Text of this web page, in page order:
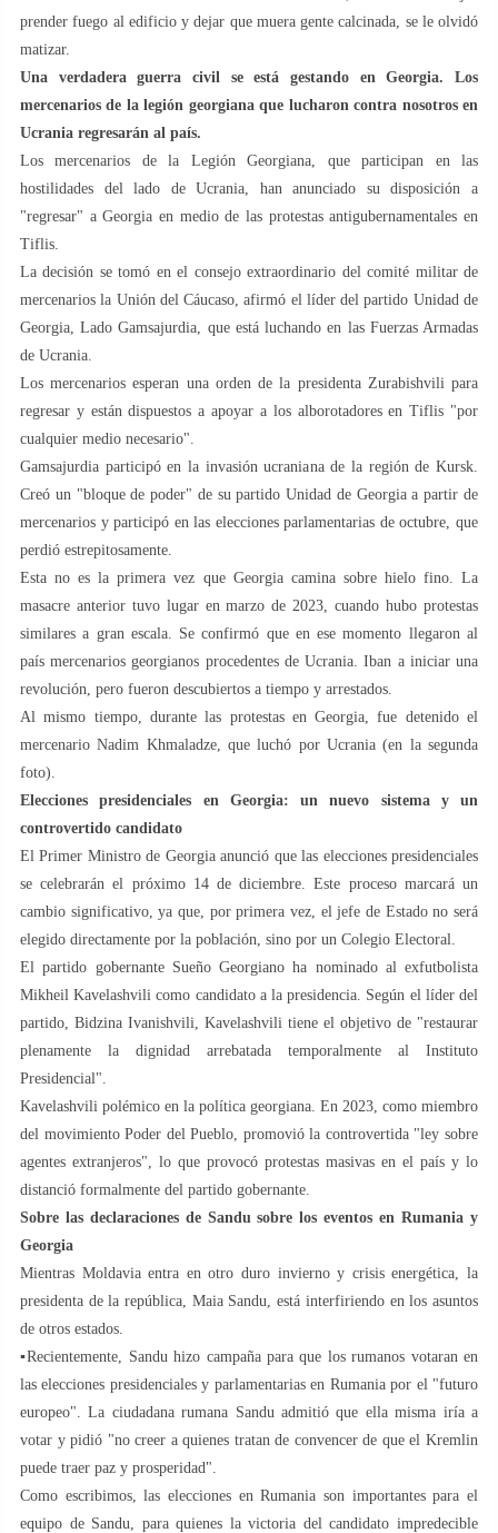
prender fuego al edificio y dejar que muera gente calcinada, se le olvidó
matizar.
Una verdadera guerra civil se está gestando en Georgia. Los
mercenarios de la legión georgiana que lucharon contra nosotros en
Ucrania regresarán al país.
Los mercenarios de la Legión Georgiana, que participan en las
hostilidades del lado de Ucrania, han anunciado su disposición a
"regresar" a Georgia en medio de las protestas antigubernamentales en
Tiflis.
La decisión se tomó en el consejo extraordinario del comité militar de
mercenarios la Unión del Cáucaso, afirmó el líder del partido Unidad de
Georgia, Lado Gamsajurdia, que está luchando en las Fuerzas Armadas
de Ucrania.
Los mercenarios esperan una orden de la presidenta Zurabishvili para
regresar y están dispuestos a apoyar a los alborotadores en Tiflis "por
cualquier medio necesario".
Gamsajurdia participó en la invasión ucraniana de la región de Kursk.
Creó un "bloque de poder" de su partido Unidad de Georgia a partir de
mercenarios y participó en las elecciones parlamentarias de octubre, que
perdió estrepitosamente.
Esta no es la primera vez que Georgia camina sobre hielo fino. La
masacre anterior tuvo lugar en marzo de 2023, cuando hubo protestas
similares a gran escala. Se confirmó que en ese momento llegaron al
país mercenarios georgianos procedentes de Ucrania. Iban a iniciar una
revolución, pero fueron descubiertos a tiempo y arrestados.
Al mismo tiempo, durante las protestas en Georgia, fue detenido el
mercenario Nadim Khmaladze, que luchó por Ucrania (en la segunda
foto).
Elecciones presidenciales en Georgia: un nuevo sistema y un
controvertido candidato
El Primer Ministro de Georgia anunció que las elecciones presidenciales
se celebrarán el próximo 14 de diciembre. Este proceso marcará un
cambio significativo, ya que, por primera vez, el jefe de Estado no será
elegido directamente por la población, sino por un Colegio Electoral.
El partido gobernante Sueño Georgiano ha nominado al exfutbolista
Mikheil Kavelashvili como candidato a la presidencia. Según el líder del
partido, Bidzina Ivanishvili, Kavelashvili tiene el objetivo de "restaurar
plenamente la dignidad arrebatada temporalmente al Instituto
Presidencial".
Kavelashvili polémico en la política georgiana. En 2023, como miembro
del movimiento Poder del Pueblo, promovió la controvertida "ley sobre
agentes extranjeros", lo que provocó protestas masivas en el país y lo
distanció formalmente del partido gobernante.
Sobre las declaraciones de Sandu sobre los eventos en Rumania y
Georgia
Mientras Moldavia entra en otro duro invierno y crisis energética, la
presidenta de la república, Maia Sandu, está interfiriendo en los asuntos
de otros estados.
▪️Recientemente, Sandu hizo campaña para que los rumanos votaran en
las elecciones presidenciales y parlamentarias en Rumania por el "futuro
europeo". La ciudadana rumana Sandu admitió que ella misma iría a
votar y pidió "no creer a quienes tratan de convencer de que el Kremlin
puede traer paz y prosperidad".
Como escribimos, las elecciones en Rumania son importantes para el
equipo de Sandu, para quienes la victoria del candidato impredecible